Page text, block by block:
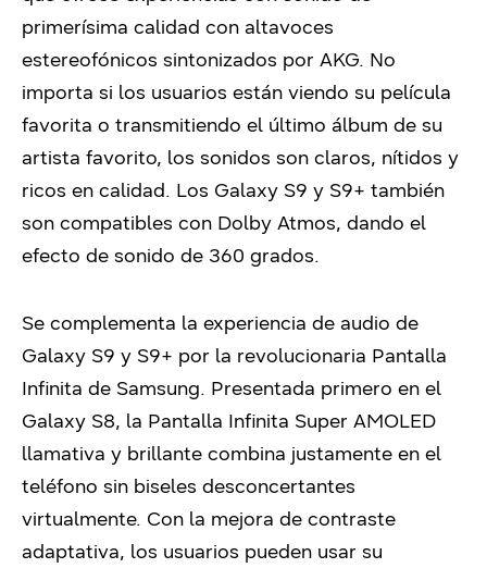
primerísima calidad con altavoces
estereofónicos sintonizados por AKG. No
importa si los usuarios están viendo su película
favorita o transmitiendo el último álbum de su
artista favorito, los sonidos son claros, nítidos y
ricos en calidad. Los Galaxy S9 y S9+ también
son compatibles con Dolby Atmos, dando el
efecto de sonido de 360 grados.
Se complementa la experiencia de audio de
Galaxy S9 y S9+ por la revolucionaria Pantalla
Infinita de Samsung. Presentada primero en el
Galaxy S8, la Pantalla Infinita Super AMOLED
llamativa y brillante combina justamente en el
teléfono sin biseles desconcertantes
virtualmente. Con la mejora de contraste
adaptativa, los usuarios pueden usar su